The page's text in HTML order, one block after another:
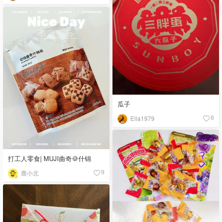
瓜子
Ella1979 8
打工人零食| MUJI曲奇🍪什锦
鹿小北 9